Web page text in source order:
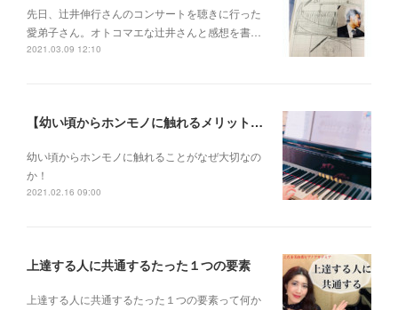
先日、辻井伸行さんのコンサートを 聴きに行った
愛弟子さん。 オトコマエな辻井さんと 感想を書…
2021.03.09 12:10
【幼い頃からホンモノに触れるメリットとは？】
幼い頃からホンモノに 触れることがなぜ大切なの
か！
2021.02.16 09:00
上達する人に共通するたった１つの要素
上達する人に共通するたった１つの要素って何か